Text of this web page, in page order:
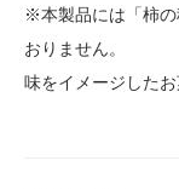
※本製品には「柿の
おりません。
味をイメージしたお